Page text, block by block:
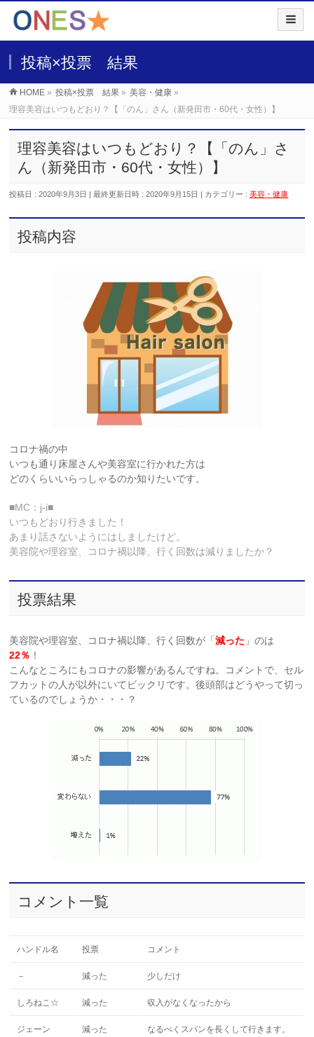
投稿×投票 結果
HOME » 投稿×投票 結果 » 美容・健康 »
理容美容はいつもどおり？【「のん」さん（新発田市・60代・女性）】
理容美容はいつもどおり？【「のん」さ
ん（新発田市・60代・女性）】
投稿日 : 2020年9月3日 最終更新日時 : 2020年9月15日 カテゴリー :美容・健康
投稿内容
コロナ禍の中
いつも通り床屋さんや美容室に行かれた方は
どのくらいいらっしゃるのか知りたいです。
■MC：j-i■
いつもどおり行きました！
あまり話さないようにはしましたけど。
美容院や理容室、コロナ禍以降、行く回数は減りましたか？
投票結果
美容院や理容室、コロナ禍以降、行く回数が「減った 」のは
22％ ！
こんなところにもコロナの影響があるんですね。コメントで、セル
フカットの人が以外にいてビックリです。後頭部はどうやって切っ
ているのでしょうか・・・？
コメント一覧
ハンドル名 投票 コメント
－ 減った 少しだけ
しろねこ☆ 減った 収入がなくなったから
ジェーン 減った なるべくスパンを長くして行きます。